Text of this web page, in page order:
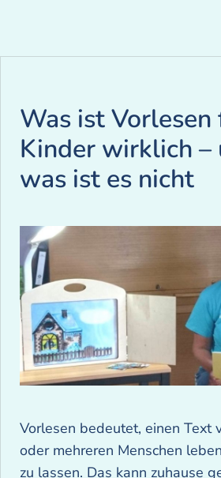
Was ist Vorlesen
Kinder wirklich –
was ist es nicht
Vorlesen bedeutet, einen Text
oder mehreren Menschen
zu lassen. Das kann zuhause